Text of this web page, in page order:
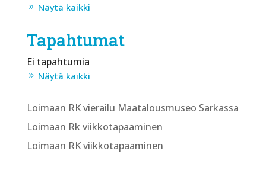
Näytä kaikki
Tapahtumat
Ei tapahtumia
Näytä kaikki
Loimaan RK vierailu Maatalousmuseo Sarkassa
Loimaan Rk viikkotapaaminen
Loimaan RK viikkotapaaminen